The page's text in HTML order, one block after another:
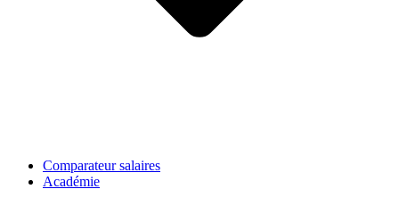
Comparateur salaires
Académie